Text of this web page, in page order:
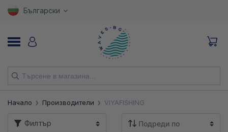
Български
НОВИ
ВЪДИЦИ
Начало Производители VIYAFISHING
Филтър